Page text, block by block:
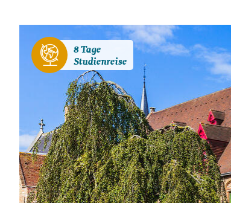
8 Tage
Studienreise